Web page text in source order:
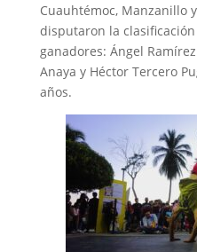
Cuauhtémoc, Manzanillo
disputaron la
ganadores: Ángel
Anaya y Héctor Tercero
años.